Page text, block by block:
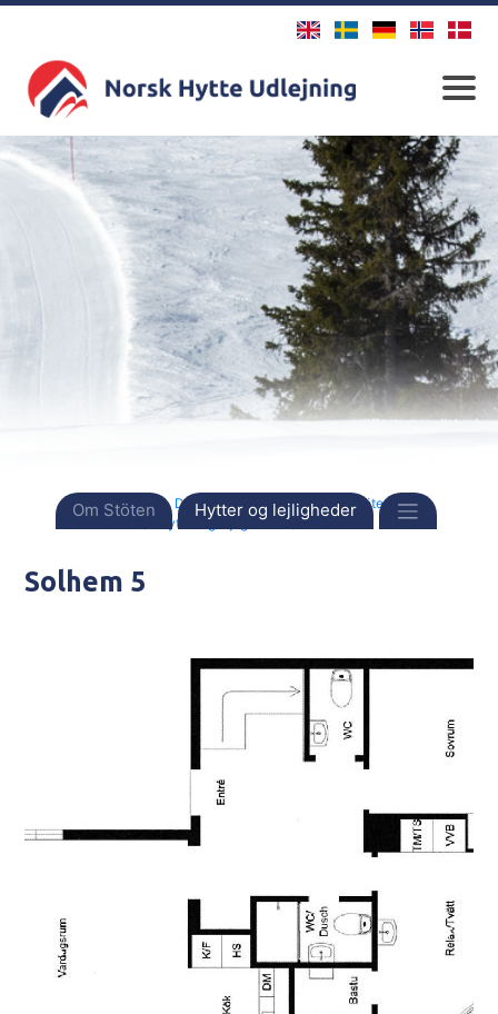
Om Stöten Hytter og lejligheder
Forside Destinationer Sverige
Stöten
Hytter og lejligheder
Solhem 5
Solhem 5